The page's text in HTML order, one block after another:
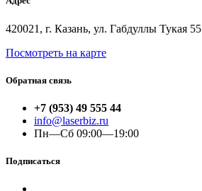
420021, г. Казань, ул. Габдуллы Тукая 55
Посмотреть на карте
Обратная связь
+7 (953) 49 555 44
info@laserbiz.ru
Пн—Сб 09:00—19:00
Подписаться